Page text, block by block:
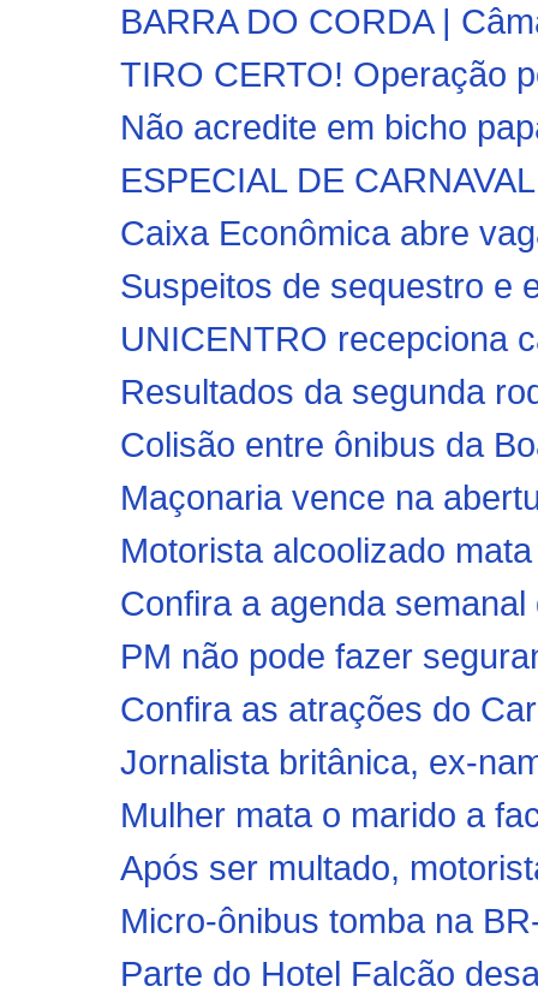
BARRA DO CORDA |
TIRO CERTO! Operação
Não acredite em bicho
ESPECIAL DE
Caixa Econômica abre
Suspeitos de sequestro e
UNICENTRO recepciona
Resultados da segunda
Colisão entre ônibus da
Maçonaria vence na
Motorista alcoolizado
Confira a agenda
PM não pode fazer
Confira as atrações do
Jornalista britânica, ex-
Mulher mata o marido a
Após ser multado,
Micro-ônibus tomba na
Parte do Hotel Falcão